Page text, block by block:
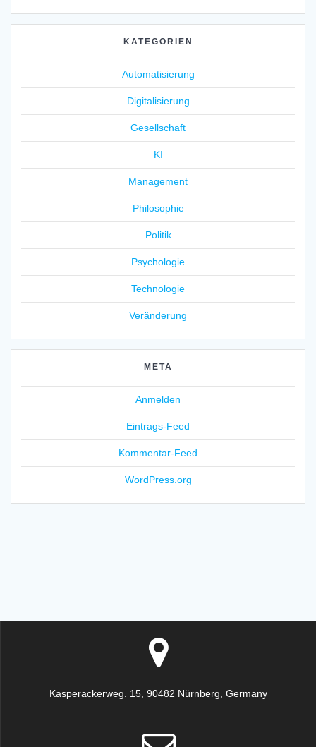
KATEGORIEN
Automatisierung
Digitalisierung
Gesellschaft
KI
Management
Philosophie
Politik
Psychologie
Technologie
Veränderung
META
Anmelden
Eintrags-Feed
Kommentar-Feed
WordPress.org
Kasperackerweg. 15, 90482 Nürnberg, Germany